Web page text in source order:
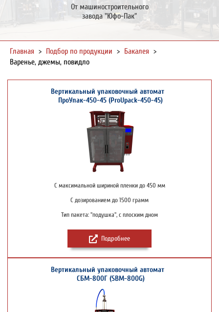
От машиностроительного
завода "Юфо-Пак"
Главная > Подбор по продукции > Бакалея >
Варенье, джемы, повидло
Вертикальный упаковочный автомат
ПроУпак-450-45 (ProUpack-450-45)
С максимальной шириной пленки до 450 мм
С дозированием до 1500 грамм
Тип пакета: "подушка", с плоским дном
Подробнее
Вертикальный упаковочный автомат
СБМ-800Г (SBM-800G)